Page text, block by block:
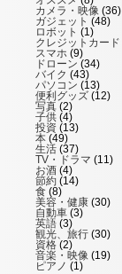
カメラ・映像 (36)
ガジェット (48)
ロボット (1)
クレジットカード
スマホ (9)
ドローン (34)
バイク (43)
パソコン (13)
便利グッズ (12)
写真 (2)
子供 (4)
投資 (13)
本 (49)
生活 (37)
TV・ドラマ (11)
お酒 (4)
節約 (14)
食 (8)
美容・健康 (30)
自動車 (3)
英語 (3)
観光、旅行 (30)
資格 (2)
音楽・映像 (19)
ピアノ (1)